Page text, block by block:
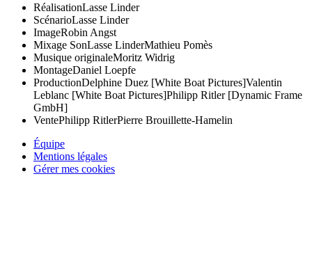
RéalisationLasse Linder
ScénarioLasse Linder
ImageRobin Angst
Mixage SonLasse LinderMathieu Pomès
Musique originaleMoritz Widrig
MontageDaniel Loepfe
ProductionDelphine Duez [White Boat Pictures]Valentin
Leblanc [White Boat Pictures]Philipp Ritler [Dynamic Frame
GmbH]
VentePhilipp RitlerPierre Brouillette-Hamelin
Équipe
Mentions légales
Gérer mes cookies